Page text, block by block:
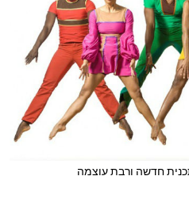
חדשה ורבת עוצמה